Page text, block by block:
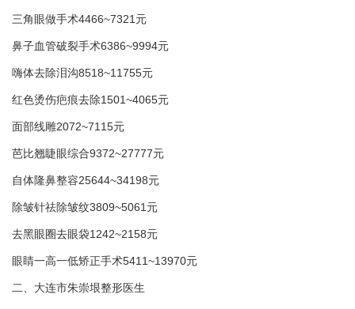
三角眼做手术4466~7321元
鼻子血管破裂手术6386~9994元
嗨体去除泪沟8518~11755元
红色烫伤疤痕去除1501~4065元
面部线雕2072~7115元
芭比翘睫眼综合9372~27777元
自体隆鼻整容25644~34198元
除皱针祛除皱纹3809~5061元
去黑眼圈去眼袋1242~2158元
眼睛一高一低矫正手术5411~13970元
二、大连市朱崇垠整形医生